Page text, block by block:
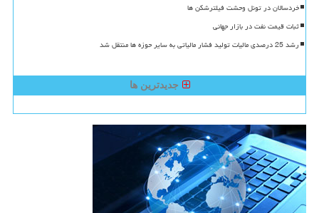
خردسالان در تونل وحشت فیلترشکن ها
ثبات قیمت نفت در بازار جهانی
رشد 25 درصدی مالیات تولید فشار مالیاتی به سایر حوزه ها منتقل شد
جدیدترین ها